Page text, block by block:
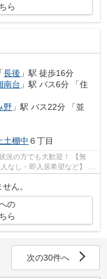
ら
「長後 」駅 徒歩16分
南台 」駅 バス6分 「住
野 」駅 バス22分 「並
上土棚中 ６丁目
の方でも大歓迎！ 【無
なし・即入居希望など】 ネ
ん。
の
ら
次の30件へ